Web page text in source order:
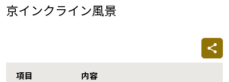
京インクライン風景
項目 内容